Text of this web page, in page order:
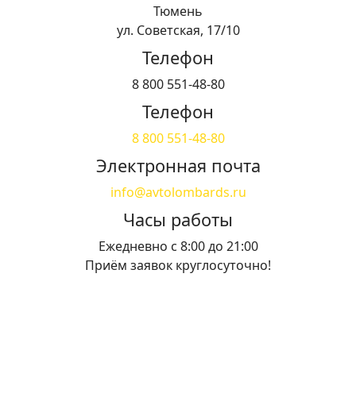
Тюмень
ул. Советская, 17/10
Телефон
8 800 551-48-80
Телефон
8 800 551-48-80
Электронная почта
info@avtolombards.ru
Часы работы
Ежедневно с 8:00 до 21:00
Приём заявок круглосуточно!